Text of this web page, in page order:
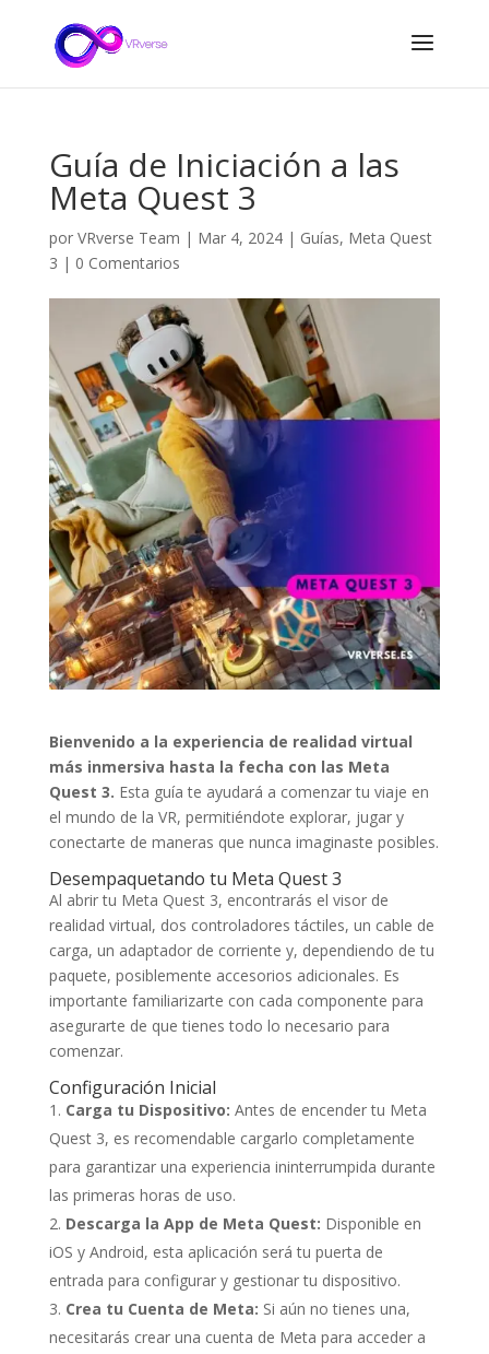
Guía de Iniciación a las
Meta Quest 3
por VRverse Team | Mar 4, 2024| Guías, Meta Quest
3 | 0 Comentarios
Bienvenido a la experiencia de realidad virtual
más inmersiva hasta la fecha con las Meta
Quest 3. Esta guía te ayudará a comenzar tu viaje en
el mundo de la VR, permitiéndote explorar, jugar y
conectarte de maneras que nunca imaginaste posibles.
Desempaquetando tu Meta Quest 3
Al abrir tu Meta Quest 3, encontrarás el visor de
realidad virtual, dos controladores táctiles, un cable de
carga, un adaptador de corriente y, dependiendo de tu
paquete, posiblemente accesorios adicionales. Es
importante familiarizarte con cada componente para
asegurarte de que tienes todo lo necesario para
comenzar.
Configuración Inicial
Carga tu Dispositivo: Antes de encender tu Meta
Quest 3, es recomendable cargarlo completamente
para garantizar una experiencia ininterrumpida durante
las primeras horas de uso.
Descarga la App de Meta Quest: Disponible en
iOS y Android, esta aplicación será tu puerta de
entrada para configurar y gestionar tu dispositivo.
Crea tu Cuenta de Meta: Si aún no tienes una,
necesitarás crear una cuenta de Meta para acceder a